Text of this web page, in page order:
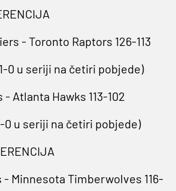
- Toronto Raptors 126-113
0 u seriji na četiri pobjede)
Atlanta Hawks 113-102
0 u seriji na četiri pobjede)
Minnesota Timberwolves 116-